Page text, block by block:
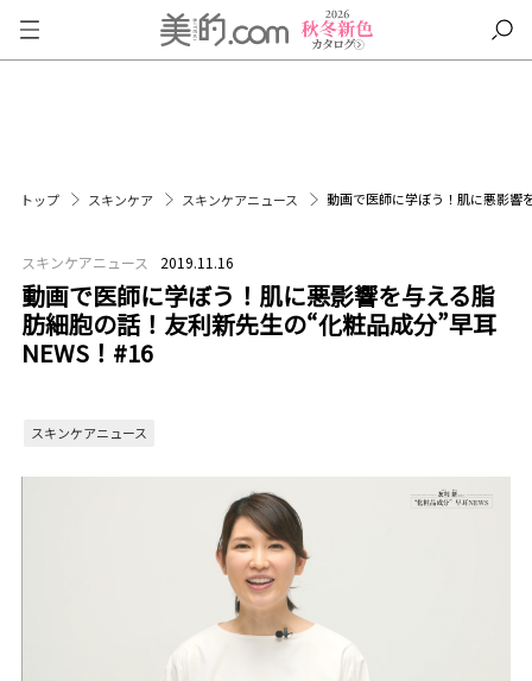
トップ スキンケア スキンケアニュース 動画で医師に学ぼう！肌に悪影響
スキンケアニュース 2019.11.16
動画で医師に学ぼう！肌に悪影響を与える脂
肪細胞の話！友利新先生の“化粧品成分”早耳
NEWS！#16
スキンケアニュース